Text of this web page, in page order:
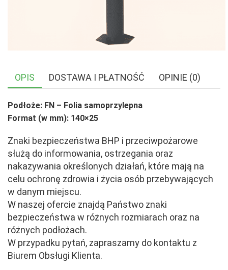
OPIS DOSTAWA I PŁATNOŚĆ OPINIE (0)
Podłoże: FN – Folia samoprzylepna
Format (w mm): 140×25
Znaki bezpieczeństwa BHP i przeciwpożarowe
służą do informowania, ostrzegania oraz
nakazywania określonych działań, które mają na
celu ochronę zdrowia i życia osób przebywających
w danym miejscu.
W naszej ofercie znajdą Państwo znaki
bezpieczeństwa w różnych rozmiarach oraz na
różnych podłożach.
W przypadku pytań, zapraszamy do kontaktu z
Biurem Obsługi Klienta.